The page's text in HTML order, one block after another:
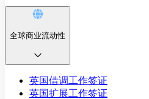
全球商业流动性
英国借调工作签证
英国扩展工作签证